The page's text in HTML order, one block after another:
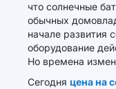
что солнечные
обычных
начале развития
оборудование
Но времена
Сегодня цена на